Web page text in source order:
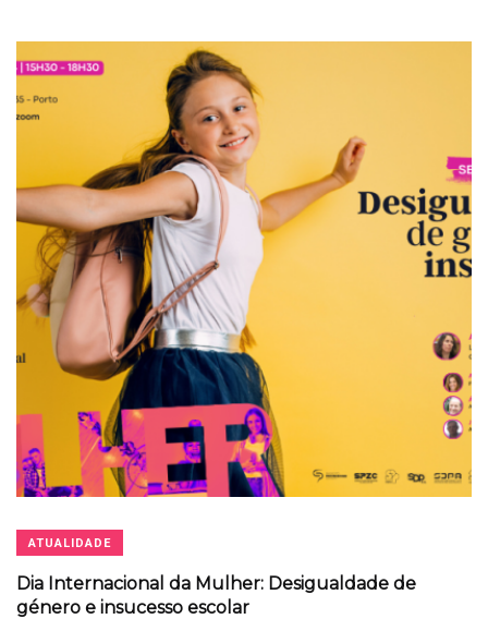
ATUALIDADE
Dia Internacional da Mulher: Desigualdade de
género e insucesso escolar